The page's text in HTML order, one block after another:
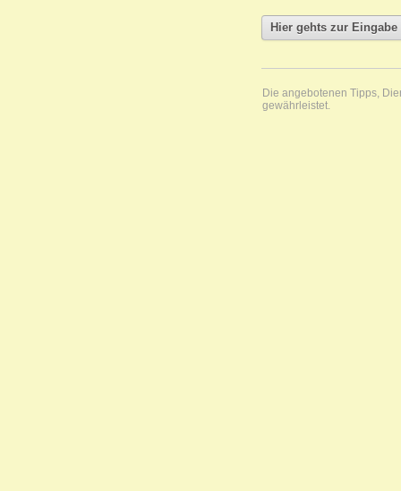
Die angebotenen Tipps,
gewährleistet.